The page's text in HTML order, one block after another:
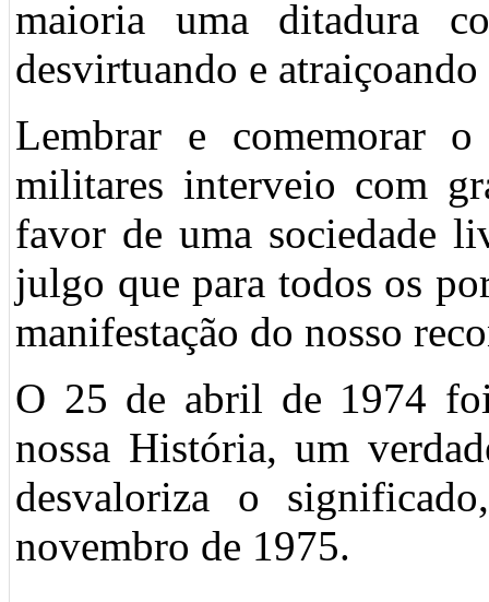
maioria uma ditadura
desvirtuando e
Lembrar e comemorar
militares interveio com
favor de uma sociedade
julgo que para todos os
manifestação do nosso
O 25 de abril de 1974
nossa História, um
desvaloriza o
novembro de 1975.